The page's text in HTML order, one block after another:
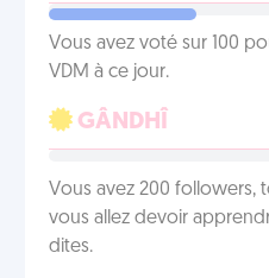
Vous avez voté sur 100
VDM à ce jour.
GÂNDHÎ
Vous avez 200 followers,
vous allez devoir
dites.